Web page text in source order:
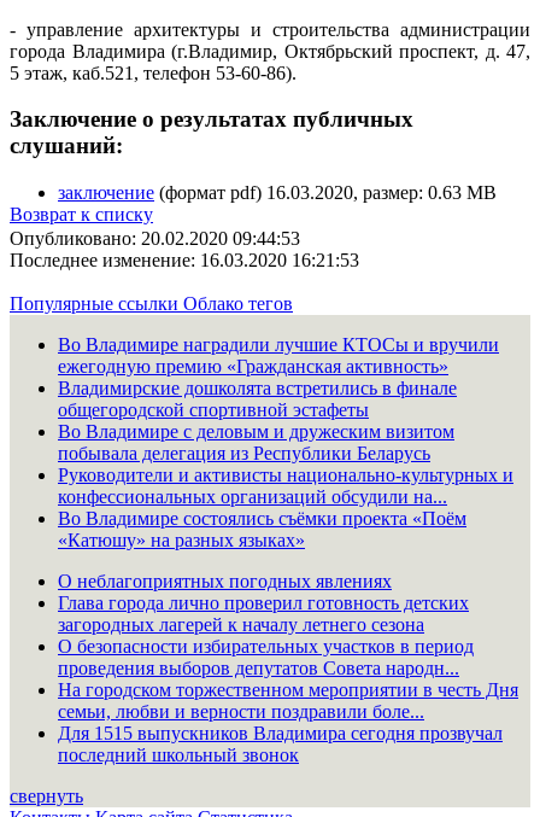
- управление архитектуры и строительства администрации
города Владимира (г.Владимир, Октябрьский проспект, д. 47,
5 этаж, каб.521, телефон 53-60-86).
Заключение о результатах публичных
слушаний:
заключение (формат pdf) 16.03.2020, размер: 0.63 MB
Возврат к списку
Опубликовано: 20.02.2020 09:44:53
Последнее изменение: 16.03.2020 16:21:53
Популярные ссылки Облако тегов
Во Владимире наградили лучшие КТОСы и вручили
ежегодную премию «Гражданская активность»
Владимирские дошколята встретились в финале
общегородской спортивной эстафеты
Во Владимире с деловым и дружеским визитом
побывала делегация из Республики Беларусь
Руководители и активисты национально-культурных и
конфессиональных организаций обсудили на...
Во Владимире состоялись съёмки проекта «Поём
«Катюшу» на разных языках»
О неблагоприятных погодных явлениях
Глава города лично проверил готовность детских
загородных лагерей к началу летнего сезона
О безопасности избирательных участков в период
проведения выборов депутатов Совета народн...
На городском торжественном мероприятии в честь Дня
семьи, любви и верности поздравили боле...
Для 1515 выпускников Владимира сегодня прозвучал
последний школьный звонок
свернуть